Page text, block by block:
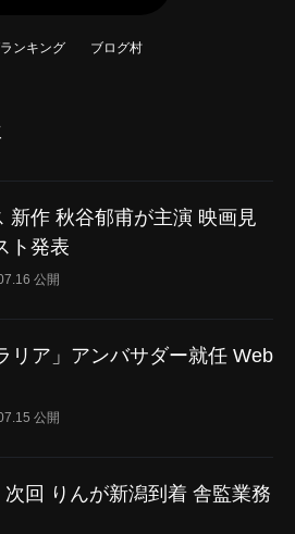
ンキング ブログ村
新作 秋谷郁甫が主演 映画見
ト発表
公開
リア」アンバサダー就任 Web
公開
回 りんが新潟到着 舎監業務